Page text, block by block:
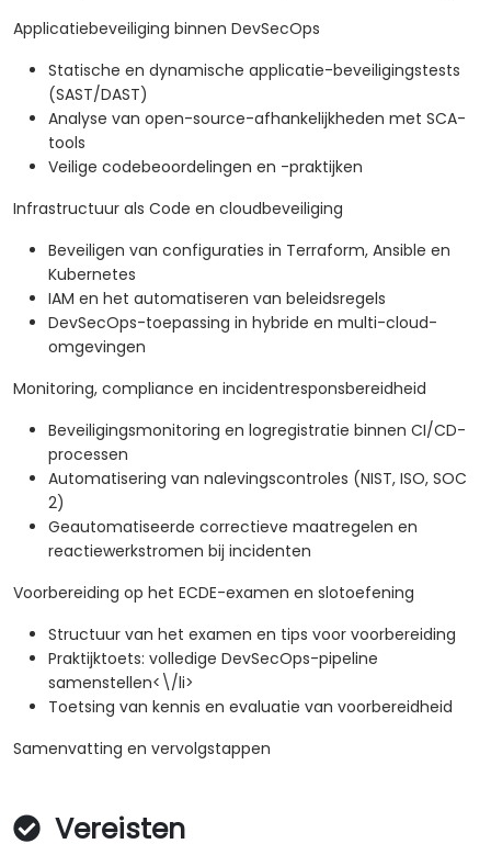
Applicatiebeveiliging binnen DevSecOps
Statische en dynamische applicatie-beveiligingstests
(SAST/DAST)
Analyse van open-source-afhankelijkheden met SCA-
tools
Veilige codebeoordelingen en -praktijken
Infrastructuur als Code en cloudbeveiliging
Beveiligen van configuraties in Terraform, Ansible en
Kubernetes
IAM en het automatiseren van beleidsregels
DevSecOps-toepassing in hybride en multi-cloud-
omgevingen
Monitoring, compliance en incidentresponsbereidheid
Beveiligingsmonitoring en logregistratie binnen CI/CD-
processen
Automatisering van nalevingscontroles (NIST, ISO, SOC
2)
Geautomatiseerde correctieve maatregelen en
reactiewerkstromen bij incidenten
Voorbereiding op het ECDE-examen en slotoefening
Structuur van het examen en tips voor voorbereiding
Praktijktoets: volledige DevSecOps-pipeline
samenstellen<\/li>
Toetsing van kennis en evaluatie van voorbereidheid
Samenvatting en vervolgstappen
Vereisten